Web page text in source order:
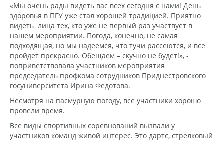
«Мы очень рады видеть вас всех сегодня с нами! День
здоровья в ПГУ уже стал хорошей традицией. Приятно
видеть лица тех, кто уже не первый раз участвует в
нашем мероприятии. Погода, конечно, не самая
подходящая, но мы надеемся, что тучи рассеются, и все
пройдет прекрасно. Обещаем – скучно не будет!», -
поприветствовала участников мероприятия
председатель профкома сотрудников Приднестровского
госуниверситета Ирина Федотова.
Несмотря на пасмурную погоду, все участники хорошо
провели время.
Все виды спортивных соревнований вызвали у
участников команд живой интерес. Это дартс, стрелковый